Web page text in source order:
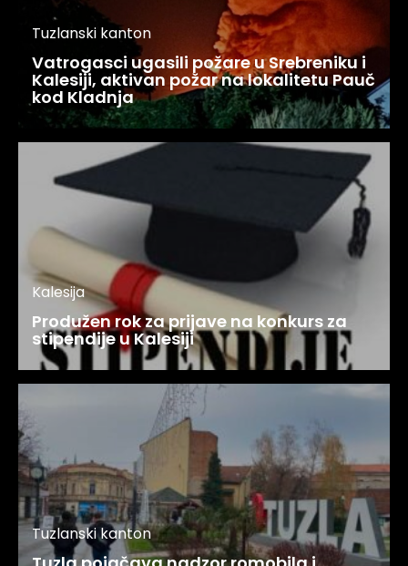
Tuzlanski kanton
Vatrogasci ugasili požare u Srebreniku i
Kalesiji, aktivan požar na lokalitetu Pauč
kod Kladnja
Kalesija
Produžen rok za prijave na konkurs za
stipendije u Kalesiji
Tuzlanski kanton